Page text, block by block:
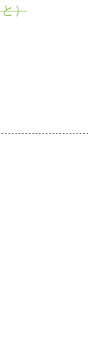
）